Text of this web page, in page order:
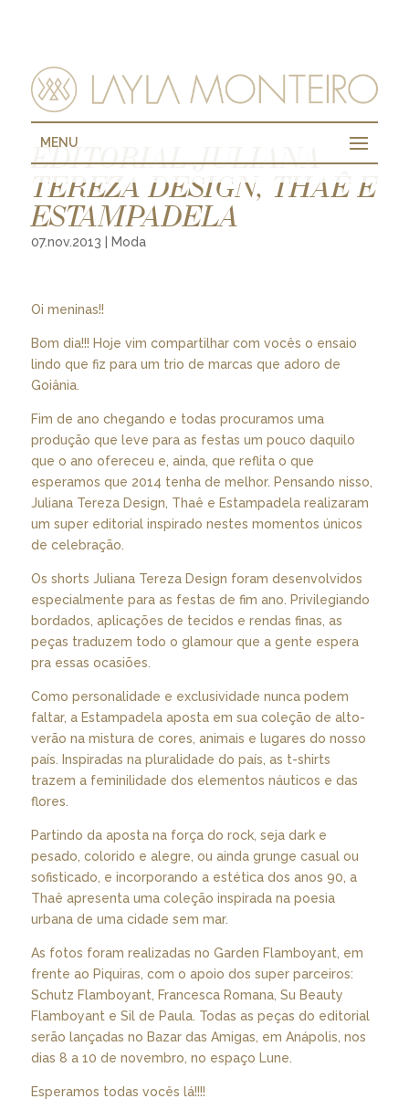
MENU
EDITORIAL JULIANA
TEREZA DESIGN, THAÊ E
ESTAMPADELA
07.nov.2013 Moda
Oi meninas!!
Bom dia!!! Hoje vim compartilhar com vocês o ensaio
lindo que fiz para um trio de marcas que adoro de
Goiânia.
Fim de ano chegando e todas procuramos uma
produção que leve para as festas um pouco daquilo
que o ano ofereceu e, ainda, que reflita o que
esperamos que 2014 tenha de melhor. Pensando nisso,
Juliana Tereza Design, Thaê e Estampadela realizaram
um super editorial inspirado nestes momentos únicos
de celebração.
Os shorts Juliana Tereza Design foram desenvolvidos
especialmente para as festas de fim ano. Privilegiando
bordados, aplicações de tecidos e rendas finas, as
peças traduzem todo o glamour que a gente espera
pra essas ocasiões.
Como personalidade e exclusividade nunca podem
faltar, a Estampadela aposta em sua coleção de alto-
verão na mistura de cores, animais e lugares do nosso
país. Inspiradas na pluralidade do país, as t-shirts
trazem a feminilidade dos elementos náuticos e das
flores.
Partindo da aposta na força do rock, seja dark e
pesado, colorido e alegre, ou ainda grunge casual ou
sofisticado, e incorporando a estética dos anos 90, a
Thaê apresenta uma coleção inspirada na poesia
urbana de uma cidade sem mar.
As fotos foram realizadas no Garden Flamboyant, em
frente ao Piquiras, com o apoio dos super parceiros:
Schutz Flamboyant, Francesca Romana, Su Beauty
Flamboyant e Sil de Paula. Todas as peças do editorial
serão lançadas no Bazar das Amigas, em Anápolis, nos
dias 8 a 10 de novembro, no espaço Lune.
Esperamos todas vocês lá!!!!